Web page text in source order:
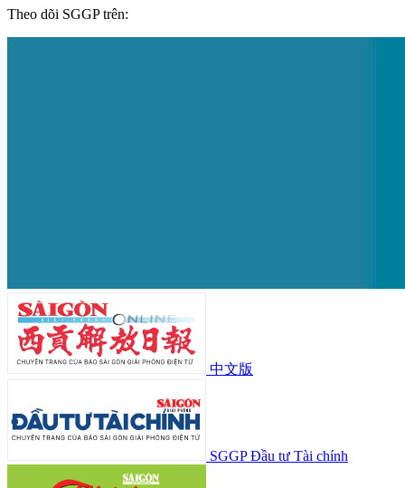
Theo dõi SGGP trên:
中文版
SGGP Đầu tư Tài chính